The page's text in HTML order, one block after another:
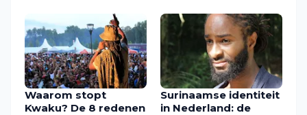
Waarom stopt
Kwaku? De 8 redenen
Surinaamse identiteit
in Nederland: de